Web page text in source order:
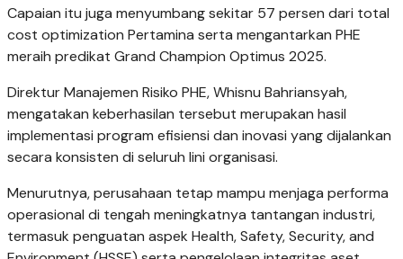
Capaian itu juga menyumbang sekitar 57 persen dari total
cost optimization Pertamina serta mengantarkan PHE
meraih predikat Grand Champion Optimus 2025.
Direktur Manajemen Risiko PHE, Whisnu Bahriansyah,
mengatakan keberhasilan tersebut merupakan hasil
implementasi program efisiensi dan inovasi yang dijalankan
secara konsisten di seluruh lini organisasi.
Menurutnya, perusahaan tetap mampu menjaga performa
operasional di tengah meningkatnya tantangan industri,
termasuk penguatan aspek Health, Safety, Security, and